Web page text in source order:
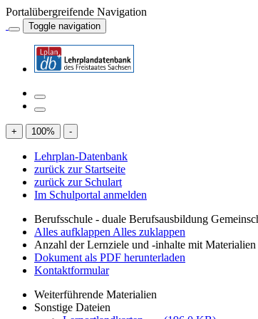
Portalübergreifende Navigation
Toggle navigation
+ 100% -
Lehrplan-Datenbank
zurück zur Startseite
zurück zur Schulart
Im Schulportal anmelden
Berufsschule - duale Berufsausbildung
Alles aufklappen Alles zuklappen
Anzahl der Lernziele und -inhalte mit Materialien
Dokument als PDF herunterladen
Kontaktformular
Weiterführende Materialien
Sonstige Dateien